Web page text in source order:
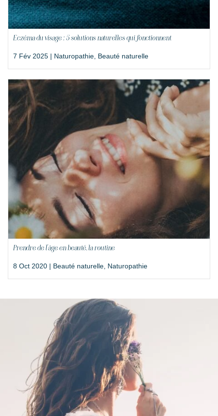
Eczéma du visage : 5 solutions naturelles qui fonctionnent
7 Fév 2025 | Naturopathie Beauté naturelle
Prendre de l’âge en beauté, la routine
8 Oct 2020 | Beauté naturelle Naturopathie